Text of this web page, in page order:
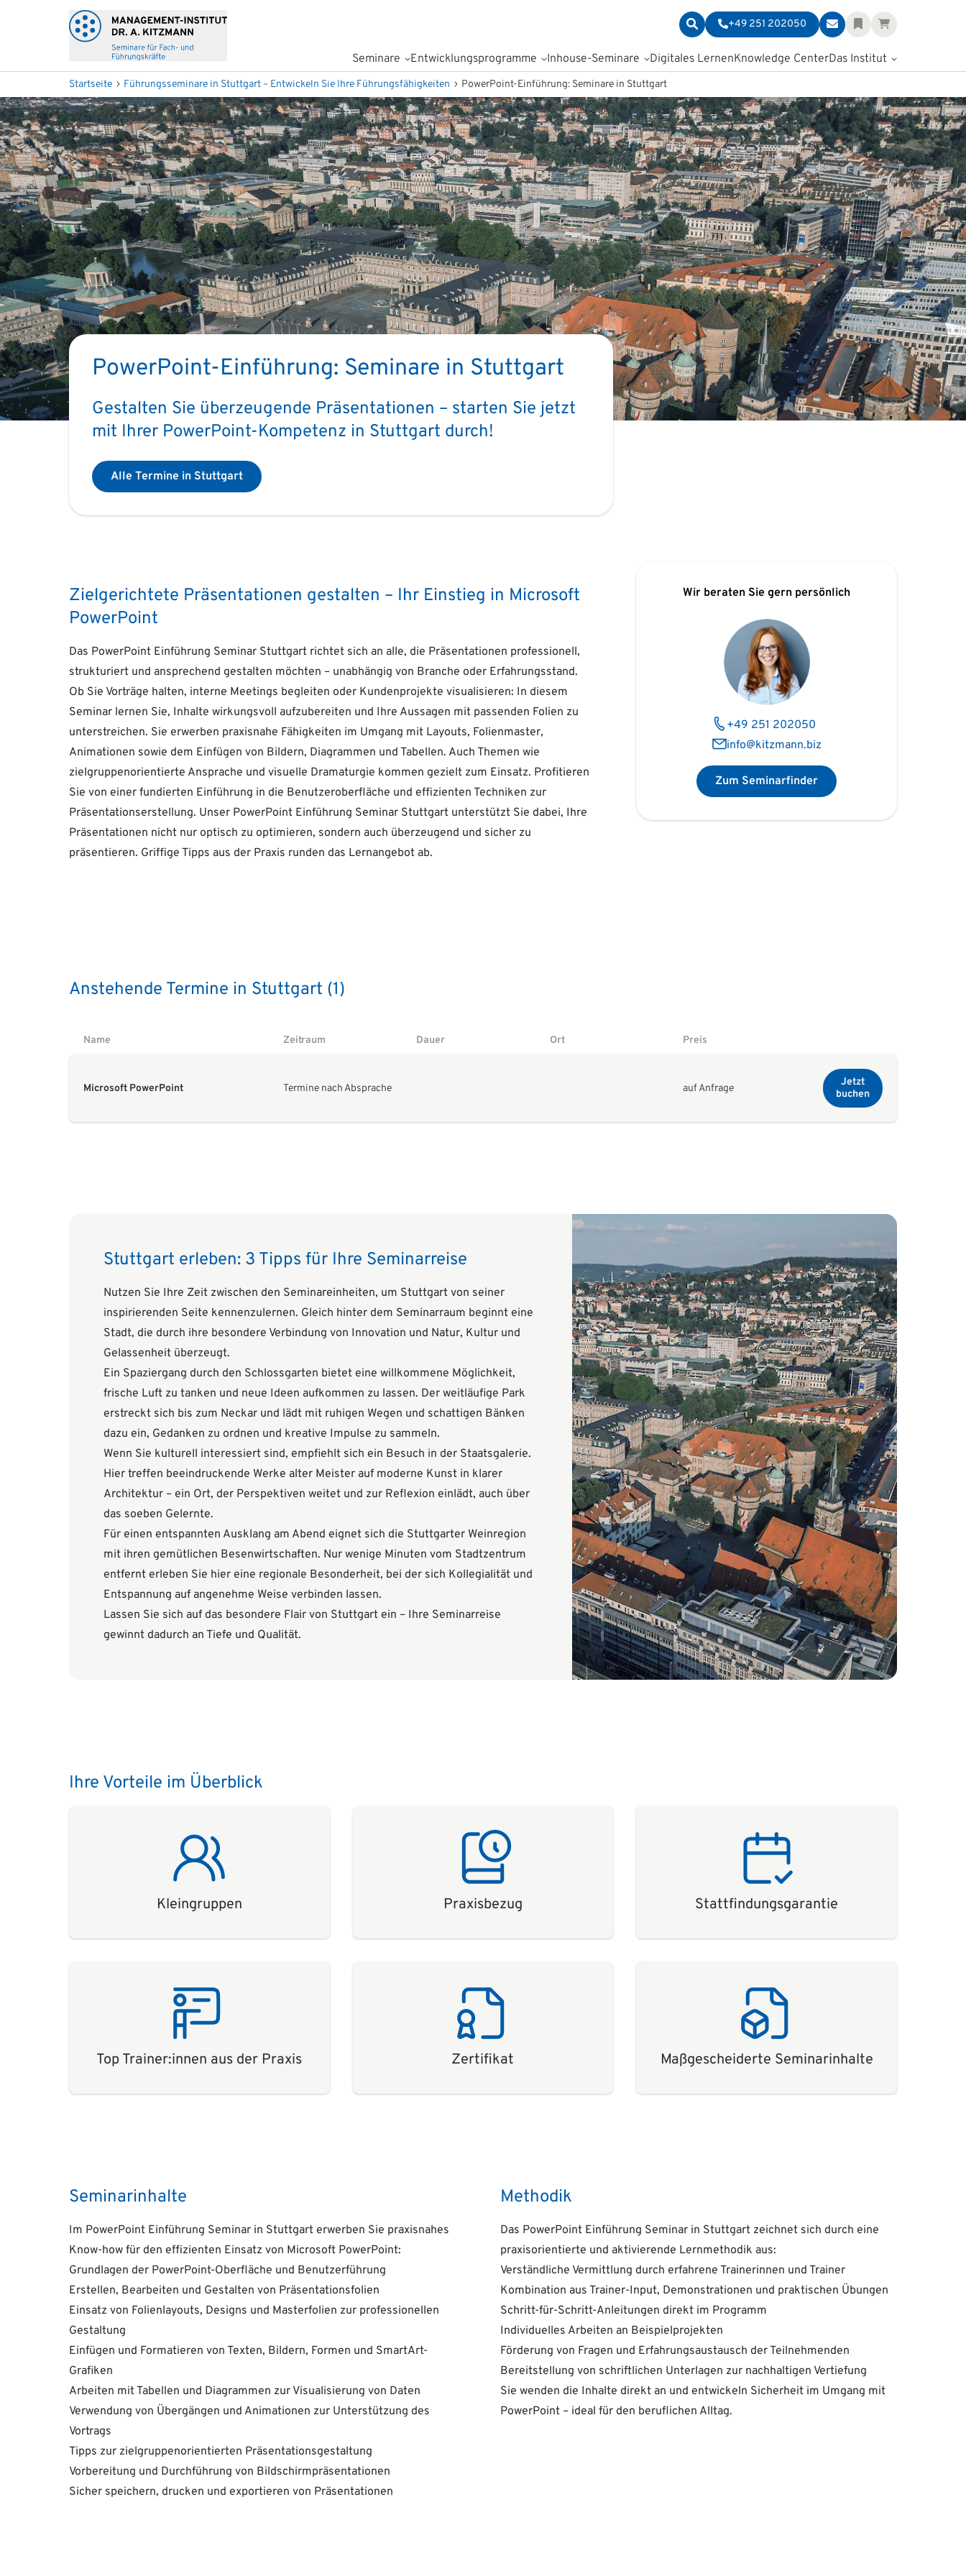
+49 251 202050
Seminare Entwicklungsprogramme Inhouse-Seminare Digitales LernenKnowledge CenterDas Institut
Startseite Führungsseminare in Stuttgart – Entwickeln Sie Ihre Führungsfähigkeiten PowerPoint-Einführung: Seminare in Stuttgart
PowerPoint-Einführung: Seminare in Stuttgart
Gestalten Sie überzeugende Präsentationen – starten Sie jetzt
mit Ihrer PowerPoint-Kompetenz in Stuttgart durch!
Alle Termine in Stuttgart
Zielgerichtete Präsentationen gestalten – Ihr Einstieg in Microsoft
PowerPoint
Das PowerPoint Einführung Seminar Stuttgart richtet sich an alle, die Präsentationen professionell,
strukturiert und ansprechend gestalten möchten – unabhängig von Branche oder Erfahrungsstand.
Ob Sie Vorträge halten, interne Meetings begleiten oder Kundenprojekte visualisieren: In diesem
Seminar lernen Sie, Inhalte wirkungsvoll aufzubereiten und Ihre Aussagen mit passenden Folien zu
unterstreichen. Sie erwerben praxisnahe Fähigkeiten im Umgang mit Layouts, Folienmaster,
Animationen sowie dem Einfügen von Bildern, Diagrammen und Tabellen. Auch Themen wie
zielgruppenorientierte Ansprache und visuelle Dramaturgie kommen gezielt zum Einsatz. Profitieren
Sie von einer fundierten Einführung in die Benutzeroberfläche und effizienten Techniken zur
Präsentationserstellung. Unser PowerPoint Einführung Seminar Stuttgart unterstützt Sie dabei, Ihre
Präsentationen nicht nur optisch zu optimieren, sondern auch überzeugend und sicher zu
präsentieren. Griffige Tipps aus der Praxis runden das Lernangebot ab.
Wir beraten Sie gern persönlich
+49 251 202050
info@kitzmann.biz
Zum Seminarfinder
Anstehende Termine in Stuttgart (1)
Name Zeitraum Dauer Ort Preis
Microsoft PowerPoint Termine nach Absprache auf Anfrage
Jetzt
buchen
Stuttgart erleben: 3 Tipps für Ihre Seminarreise
Nutzen Sie Ihre Zeit zwischen den Seminareinheiten, um Stuttgart von seiner
inspirierenden Seite kennenzulernen. Gleich hinter dem Seminarraum beginnt eine
Stadt, die durch ihre besondere Verbindung von Innovation und Natur, Kultur und
Gelassenheit überzeugt.
Ein Spaziergang durch den Schlossgarten bietet eine willkommene Möglichkeit,
frische Luft zu tanken und neue Ideen aufkommen zu lassen. Der weitläufige Park
erstreckt sich bis zum Neckar und lädt mit ruhigen Wegen und schattigen Bänken
dazu ein, Gedanken zu ordnen und kreative Impulse zu sammeln.
Wenn Sie kulturell interessiert sind, empfiehlt sich ein Besuch in der Staatsgalerie.
Hier treffen beeindruckende Werke alter Meister auf moderne Kunst in klarer
Architektur – ein Ort, der Perspektiven weitet und zur Reflexion einlädt, auch über
das soeben Gelernte.
Für einen entspannten Ausklang am Abend eignet sich die Stuttgarter Weinregion
mit ihren gemütlichen Besenwirtschaften. Nur wenige Minuten vom Stadtzentrum
entfernt erleben Sie hier eine regionale Besonderheit, bei der sich Kollegialität und
Entspannung auf angenehme Weise verbinden lassen.
Lassen Sie sich auf das besondere Flair von Stuttgart ein – Ihre Seminarreise
gewinnt dadurch an Tiefe und Qualität.
Ihre Vorteile im Überblick
Kleingruppen Praxisbezug Stattfindungsgarantie
Top Trainer:innen aus der Praxis Zertifikat Maßgescheiderte Seminarinhalte
Seminarinhalte
Im PowerPoint Einführung Seminar in Stuttgart erwerben Sie praxisnahes
Know-how für den effizienten Einsatz von Microsoft PowerPoint:
Grundlagen der PowerPoint-Oberfläche und Benutzerführung
Erstellen, Bearbeiten und Gestalten von Präsentationsfolien
Einsatz von Folienlayouts, Designs und Masterfolien zur professionellen
Gestaltung
Einfügen und Formatieren von Texten, Bildern, Formen und SmartArt-
Grafiken
Arbeiten mit Tabellen und Diagrammen zur Visualisierung von Daten
Verwendung von Übergängen und Animationen zur Unterstützung des
Vortrags
Tipps zur zielgruppenorientierten Präsentationsgestaltung
Vorbereitung und Durchführung von Bildschirmpräsentationen
Sicher speichern, drucken und exportieren von Präsentationen
Methodik
Das PowerPoint Einführung Seminar in Stuttgart zeichnet sich durch eine
praxisorientierte und aktivierende Lernmethodik aus:
Verständliche Vermittlung durch erfahrene Trainerinnen und Trainer
Kombination aus Trainer-Input, Demonstrationen und praktischen Übungen
Schritt-für-Schritt-Anleitungen direkt im Programm
Individuelles Arbeiten an Beispielprojekten
Förderung von Fragen und Erfahrungsaustausch der Teilnehmenden
Bereitstellung von schriftlichen Unterlagen zur nachhaltigen Vertiefung
Sie wenden die Inhalte direkt an und entwickeln Sicherheit im Umgang mit
PowerPoint – ideal für den beruflichen Alltag.